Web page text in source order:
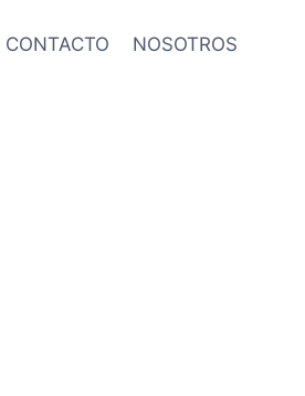
CONTACTO NOSOTROS